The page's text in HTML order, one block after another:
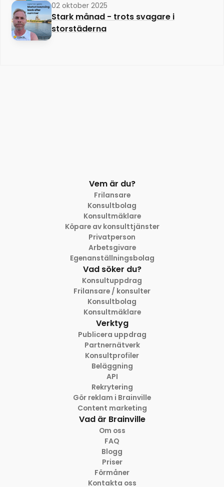
02 oktober 2025
Stark månad - trots svagare i
storstäderna
Vem är du?
Frilansare
Konsultbolag
Konsultmäklare
Köpare av konsulttjänster
Privatperson
Arbetsgivare
Egenanställningsbolag
Vad söker du?
Konsultuppdrag
Frilansare / konsulter
Konsultbolag
Konsultmäklare
Verktyg
Publicera uppdrag
Partnernätverk
Konsultprofiler
Beläggning
API
Rekrytering
Gör reklam i Brainville
Content marketing
Vad är Brainville
Om oss
FAQ
Blogg
Priser
Förmåner
Kontakta oss